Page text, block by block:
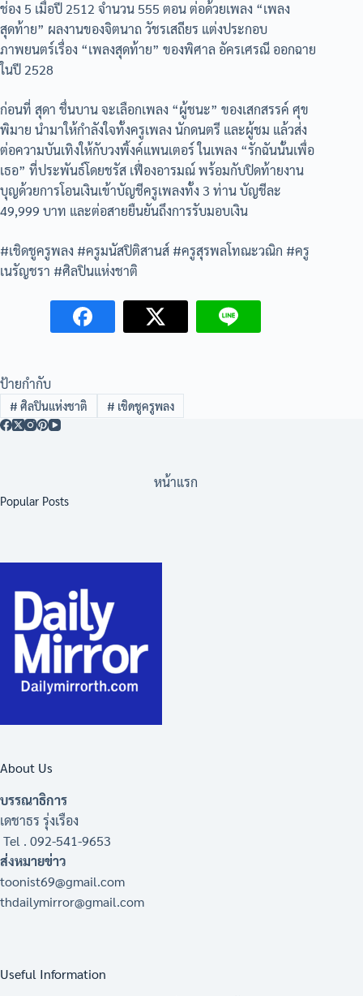
ช่อง 5 เมื่อปี 2512 จำนวน 555 ตอน ต่อด้วยเพลง “เพลง
สุดท้าย” ผลงานของจิตนาถ วัชรเสถียร แต่งประกอบ
ภาพยนตร์เรื่อง “เพลงสุดท้าย” ของพิศาล อัครเศรณี ออกฉาย
ในปี 2528
ก่อนที่ สุดา ชื่นบาน จะเลือกเพลง “ผู้ชนะ” ของเสกสรรค์ ศุข
พิมาย นำมาให้กำลังใจทั้งครูเพลง นักดนตรี และผู้ชม แล้วส่ง
ต่อความบันเทิงให้กับวงพิ้งค์แพนเตอร์ ในเพลง “รักฉันนั้นเพื่อ
เธอ” ที่ประพันธ์โดยชรัส เฟื่องอารมณ์ พร้อมกับปิดท้ายงาน
บุญด้วยการโอนเงินเข้าบัญชีครูเพลงทั้ง 3 ท่าน บัญชีละ
49,999 บาท และต่อสายยืนยันถึงการรับมอบเงิน
#เชิดชูครูพลง #ครูมนัสปิติสานส์ #ครูสุรพลโทณะวณิก #ครู
เนรัญชรา #ศิลปินแห่งชาติ
ป้ายกำกับ
# ศิลปินแห่งชาติ # เชิดชูครูพลง
หน้าแรก
Popular Posts
About Us
บรรณาธิการ
เดชาธร รุ่งเรือง
Tel . 092-541-9653
ส่งหมายข่าว
toonist69@gmail.com
thdailymirror@gmail.com
Useful Information